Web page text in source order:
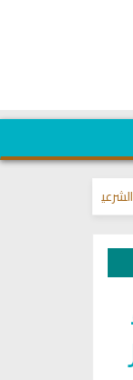
وعلاج السحر والمس